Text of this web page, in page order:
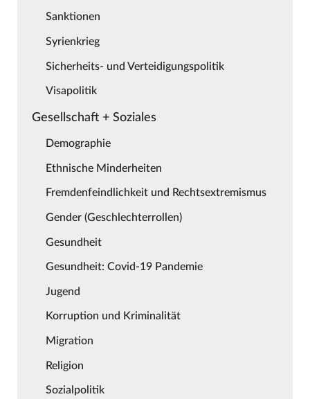
Sanktionen
Syrienkrieg
Sicherheits- und Verteidigungspolitik
Visapolitik
Gesellschaft + Soziales
Demographie
Ethnische Minderheiten
Fremdenfeindlichkeit und Rechtsextremismus
Gender (Geschlechterrollen)
Gesundheit
Gesundheit: Covid-19 Pandemie
Jugend
Korruption und Kriminalität
Migration
Religion
Sozialpolitik